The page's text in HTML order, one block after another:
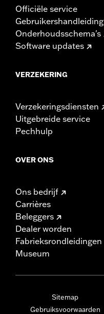
Officiële service
Gebruikershandleiding
Onderhoudsschema's
Software updates
VERZEKERING
Verzekeringsdiensten
Uitgebreide service
Pechhulp
OVER ONS
Ons bedrijf
Carrières
Beleggers
Dealer worden
Fabrieksrondleidingen
Museum
Sitemap
Gebruiksvoorwaarden